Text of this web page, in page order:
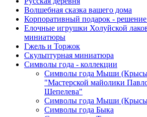
Волшебная сказка вашего дома
Корпоративный подарок -
Елочные игрушки Холуйской
миниатюры
Гжель и Торжок
Скульптурная миниатюра
Символы года - коллекции
Символы года Мыши
"Мастерской майолики
Шепелева"
Символы года Мыши
Символы года Быка